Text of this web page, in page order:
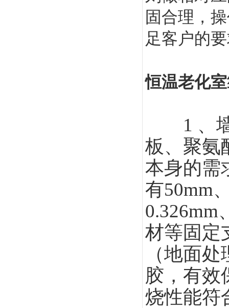
固合理，
足客户的
恒温老化室
1 、墙
板、聚氨
本身的需
有50mm
0.326mm
材等固定
（地面
胶，有效
烧性能符